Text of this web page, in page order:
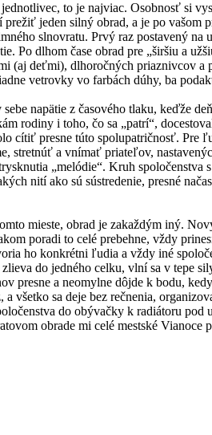
to je najviac. Osobnosť si
jeden silný obrad, a je po
slnovratu. Prvý raz postavený
Po dlhom čase obrad pre „širšiu a
(aj deťmi), dlhoročných priaznivcov
vetrovky vo farbách dúhy, ba
napätie z časového tlaku, keďže
rodiny i toho, čo sa „patrí“,
cítiť presne túto spolupatričnosť. Pre
stretnúť a vnímať priateľov,
„melódie“. Kruh
nití ako sú sústredenie, presné
mieste, obrad je zakaždým iný.
poradi to celé prebehne, vždy
ho konkrétni ľudia a vždy iné
zlieva do jedného celku, vlní sa v tepe
presne a neomylne dôjde k bodu,
a všetko sa deje bez rečnenia,
do obývačky k radiátoru
obrade mi celé mestské